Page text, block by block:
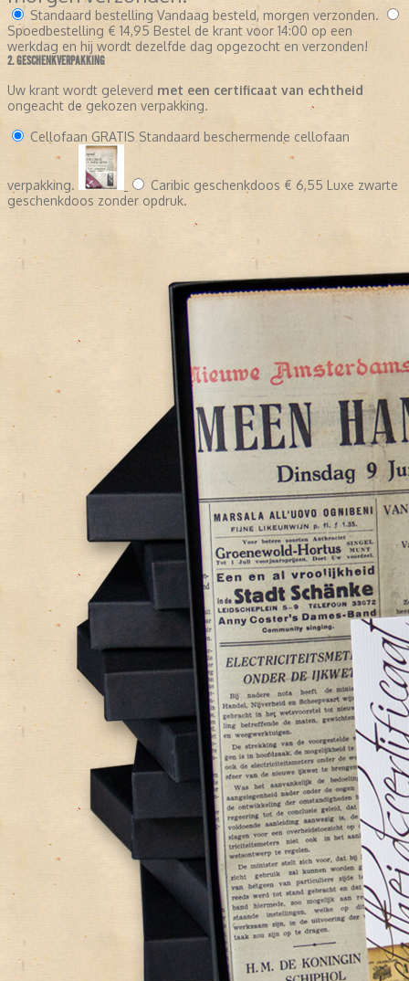
Standaard bestelling Vandaag besteld, morgen verzonden.
Spoedbestelling € 14,95 Bestel de krant voor 14:00 op een
werkdag en hij wordt dezelfde dag opgezocht en verzonden!
2. GESCHENKVERPAKKING
Uw krant wordt geleverd met een certificaat van echtheid
ongeacht de gekozen verpakking.
Cellofaan GRATIS Standaard beschermende cellofaan
verpakking. Caribic geschenkdoos € 6,55 Luxe zwarte
geschenkdoos zonder opdruk.